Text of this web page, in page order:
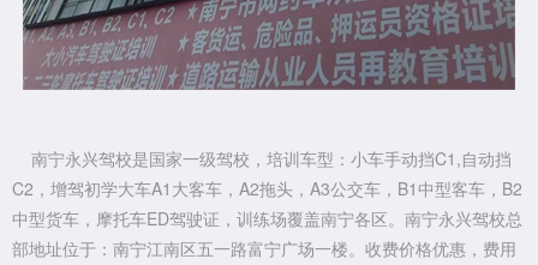
南宁永兴驾校是国家一级驾校，培训车型：小车手动挡C1,自动挡
C2，增驾初学大车A1大客车，A2拖头，A3公交车，B1中型客车，B2
中型货车，摩托车ED驾驶证，训练场覆盖南宁各区。南宁永兴驾校总
部地址位于：南宁江南区五一路富宁广场一楼。收费价格优惠，费用